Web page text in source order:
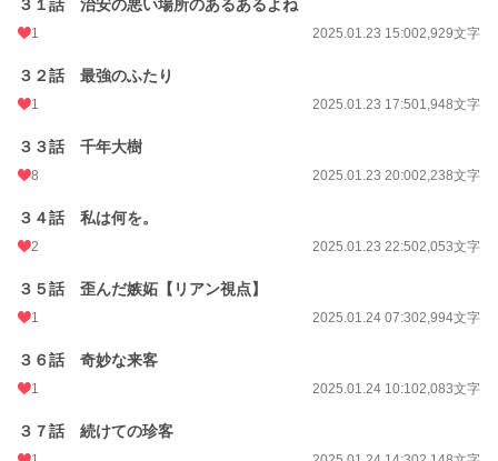
３１話 治安の悪い場所のあるあるよね
1 2025.01.23 15:002,929文字
３２話 最強のふたり
1 2025.01.23 17:501,948文字
３３話 千年大樹
8 2025.01.23 20:002,238文字
３４話 私は何を。
2 2025.01.23 22:502,053文字
３５話 歪んだ嫉妬【リアン視点】
1 2025.01.24 07:302,994文字
３６話 奇妙な来客
1 2025.01.24 10:102,083文字
３７話 続けての珍客